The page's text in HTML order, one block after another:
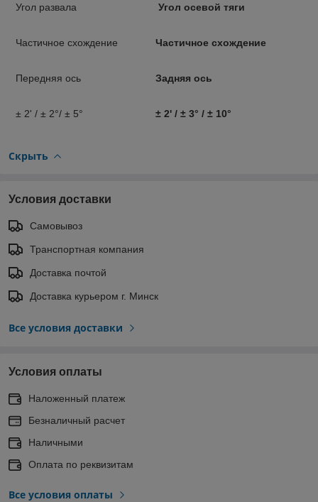
Угол развала Угол осевой тяги
Частичное схождение Частичное схождение
Передняя ось Задняя ось
± 2' / ± 2°/ ± 5° ± 2' / ± 3° / ± 10°
Скрыть
Условия доставки
Самовывоз
Транспортная компания
Доставка почтой
Доставка курьером г. Минск
Все условия доставки
Условия оплаты
Наложенный платеж
Безналичный расчет
Наличными
Оплата по реквизитам
Все условия оплаты